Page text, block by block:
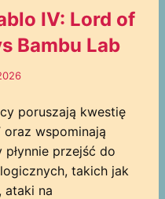
IV: Lord of
Bambu Lab
poruszają kwestię
oraz wspominają
przejść do
takich jak
ataki na